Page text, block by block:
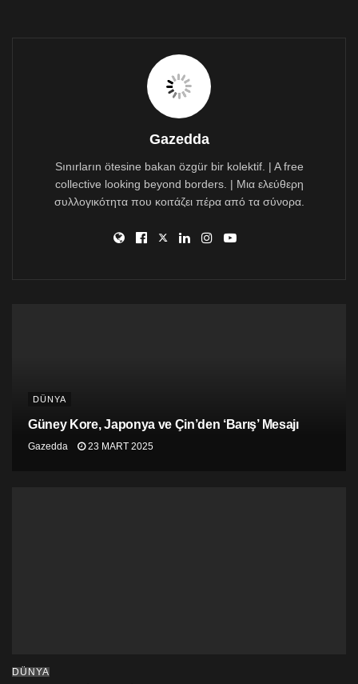
Gazedda
Sınırların ötesine bakan özgür bir kolektif. | A free
collective looking beyond borders. | Μια ελεύθερη
συλλογικότητα που κοιτάζει πέρα από τα σύνορα.
DÜNYA
Güney Kore, Japonya ve Çin’den ‘Barış’ Mesajı
Gazedda 23 MART 2025
DÜNYA